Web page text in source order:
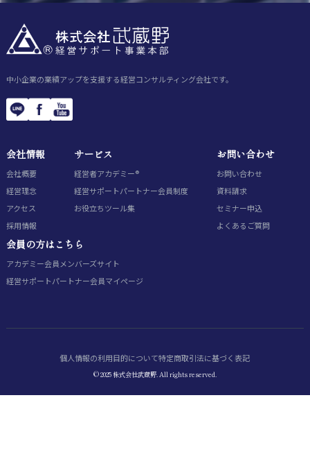
中小企業の業績アップを支援する経営コンサルティング会社です。
会社情報
会社概要
経営理念
アクセス
採用情報
サービス
経営者アカデミー®
経営サポートパートナー会員制度
お役立ちツール集
お問い合わせ
お問い合わせ
資料請求
セミナー申込
よくあるご質問
会員の方はこちら
アカデミー会員メンバーズサイト
経営サポートパートナー会員マイページ
個人情報の利用目的について特定商取引法に基づく表記
© 2025 株式会社武蔵野. All rights reserved.